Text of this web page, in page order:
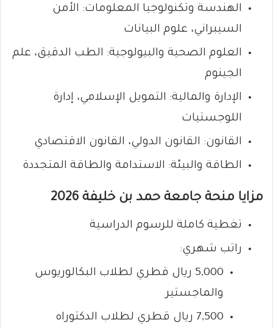
الهندسة وتكنولوجيا المعلومات: الأمن
السيبراني، علوم البيانات
العلوم الصحية والبيولوجية: الطب الدقيق، علم
الجينوم
الإدارة والمالية: التمويل الإسلامي، إدارة
اللوجستيات
القانون: القانون الدولي، القانون الاقتصادي
الطاقة والبيئة: الاستدامة والطاقة المتجددة
مزايا منحة جامعة حمد بن خليفة 2026
تغطية كاملة للرسوم الدراسية
راتب شهري:
5,000 ريال قطري لطلاب البكالوريوس
والماجستير
7,500 ريال قطري لطلاب الدكتوراه